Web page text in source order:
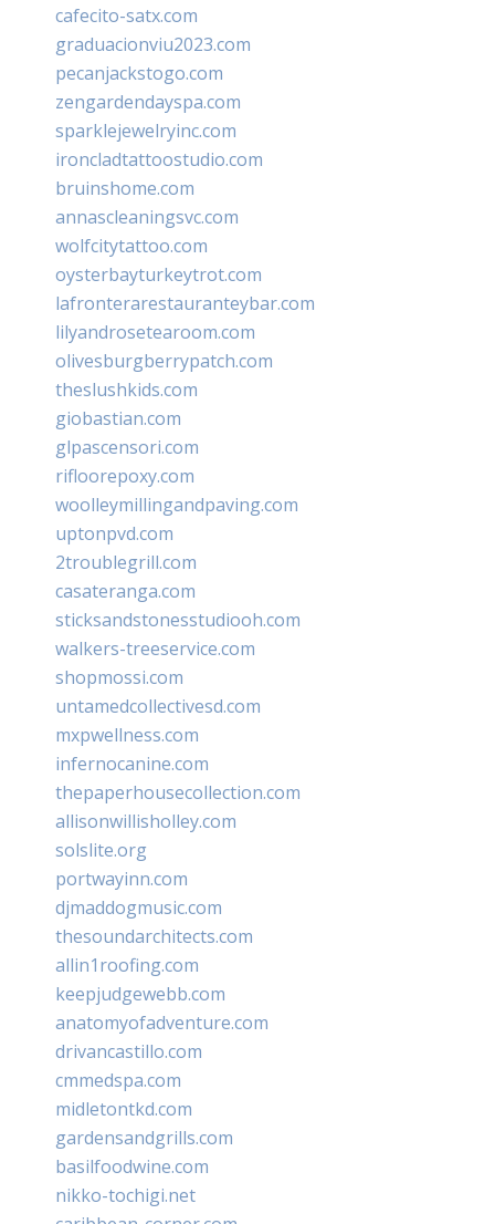
cafecito-satx.com
graduacionviu2023.com
pecanjackstogo.com
zengardendayspa.com
sparklejewelryinc.com
ironcladtattoostudio.com
bruinshome.com
annascleaningsvc.com
wolfcitytattoo.com
oysterbayturkeytrot.com
lafronterarestauranteybar.com
lilyandrosetearoom.com
olivesburgberrypatch.com
theslushkids.com
giobastian.com
glpascensori.com
rifloorepoxy.com
woolleymillingandpaving.com
uptonpvd.com
2troublegrill.com
casateranga.com
sticksandstonesstudiooh.com
walkers-treeservice.com
shopmossi.com
untamedcollectivesd.com
mxpwellness.com
infernocanine.com
thepaperhousecollection.com
allisonwillisholley.com
solslite.org
portwayinn.com
djmaddogmusic.com
thesoundarchitects.com
allin1roofing.com
keepjudgewebb.com
anatomyofadventure.com
drivancastillo.com
cmmedspa.com
midletontkd.com
gardensandgrills.com
basilfoodwine.com
nikko-tochigi.net